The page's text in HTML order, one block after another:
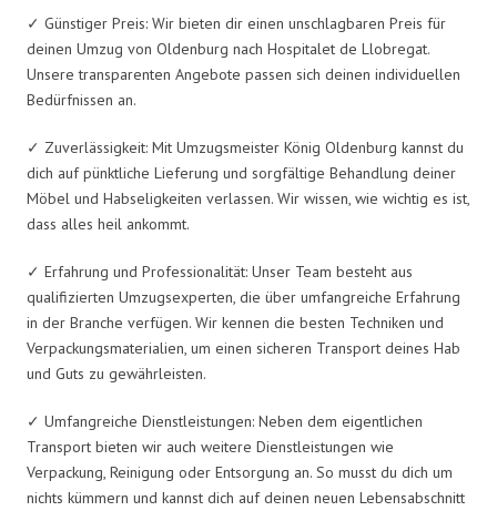
✓ Günstiger Preis: Wir bieten dir einen unschlagbaren Preis für
deinen Umzug von Oldenburg nach Hospitalet de Llobregat.
Unsere transparenten Angebote passen sich deinen individuellen
Bedürfnissen an.
✓ Zuverlässigkeit: Mit Umzugsmeister König Oldenburg kannst du
dich auf pünktliche Lieferung und sorgfältige Behandlung deiner
Möbel und Habseligkeiten verlassen. Wir wissen, wie wichtig es ist,
dass alles heil ankommt.
✓ Erfahrung und Professionalität: Unser Team besteht aus
qualifizierten Umzugsexperten, die über umfangreiche Erfahrung
in der Branche verfügen. Wir kennen die besten Techniken und
Verpackungsmaterialien, um einen sicheren Transport deines Hab
und Guts zu gewährleisten.
✓ Umfangreiche Dienstleistungen: Neben dem eigentlichen
Transport bieten wir auch weitere Dienstleistungen wie
Verpackung, Reinigung oder Entsorgung an. So musst du dich um
nichts kümmern und kannst dich auf deinen neuen Lebensabschnitt